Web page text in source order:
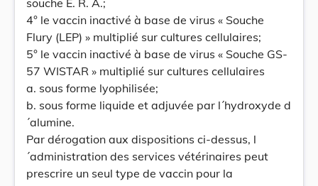
souche E. R. A.;
4° le vaccin inactivé à base de virus « Souche
Flury (LEP) » multiplié sur cultures cellulaires;
5° le vaccin inactivé à base de virus « Souche GS-
57 WISTAR » multiplié sur cultures cellulaires
a. sous forme lyophilisée;
b. sous forme liquide et adjuvée par l´hydroxyde d
´alumine.
Par dérogation aux dispositions ci-dessus, l
´administration des services vétérinaires peut
prescrire un seul type de vaccin pour la